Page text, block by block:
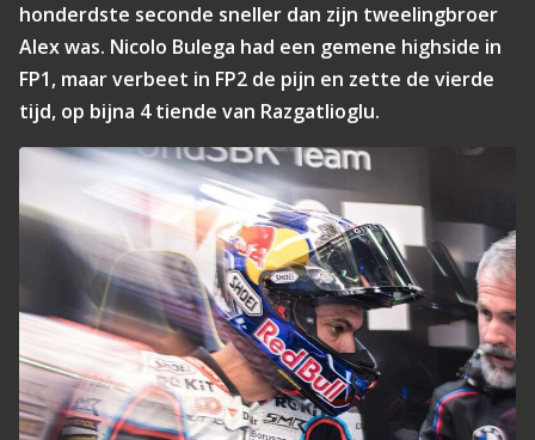
honderdste seconde sneller dan zijn tweelingbroer
Alex was. Nicolo Bulega had een gemene highside in
FP1, maar verbeet in FP2 de pijn en zette de vierde
tijd, op bijna 4 tiende van Razgatlioglu.